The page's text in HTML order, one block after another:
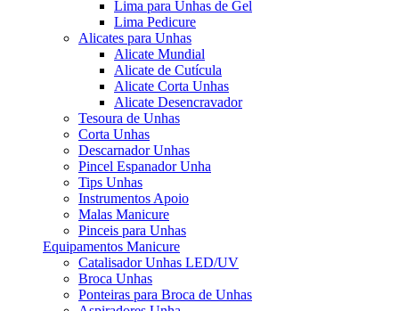
Lima para Unhas de Gel
Lima Pedicure
Alicates para Unhas
Alicate Mundial
Alicate de Cutícula
Alicate Corta Unhas
Alicate Desencravador
Tesoura de Unhas
Corta Unhas
Descarnador Unhas
Pincel Espanador Unha
Tips Unhas
Instrumentos Apoio
Malas Manicure
Pinceis para Unhas
Equipamentos Manicure
Catalisador Unhas LED/UV
Broca Unhas
Ponteiras para Broca de Unhas